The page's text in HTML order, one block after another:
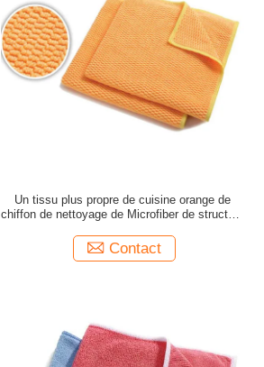
Un tissu plus propre de cuisine orange de
chiffon de nettoyage de Microfiber de structure
Contact